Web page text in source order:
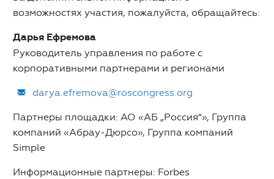
возможностях участия, пожалуйста, обращайтесь:
Дарья Ефремова
Руководитель управления по работе с
корпоративными партнерами и регионами
darya.efremova@roscongress.org
Партнеры площадки: АО «АБ „Россия“», Группа
компаний «Абрау-Дюрсо», Группа компаний
Simple
Информационные партнеры: Forbes